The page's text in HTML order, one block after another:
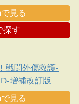
見る
探す
戦闘外傷救護-
増補改訂版
見る